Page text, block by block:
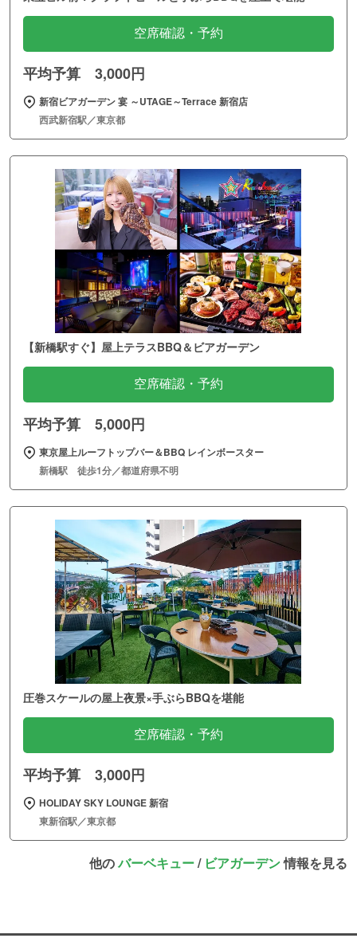
空席確認・予約
平均予算 3,000円
新宿ビアガーデン 宴 ～UTAGE～Terrace 新宿店
西武新宿駅／東京都
【新橋駅すぐ】屋上テラスBBQ＆ビアガーデン
空席確認・予約
平均予算 5,000円
東京屋上ルーフトップバー＆BBQ レインボースター
新橋駅 徒歩1分／都道府県不明
圧巻スケールの屋上夜景×手ぶらBBQを堪能
空席確認・予約
平均予算 3,000円
HOLIDAY SKY LOUNGE 新宿
東新宿駅／東京都
他のバーベキュー/ ビアガーデン情報を見る